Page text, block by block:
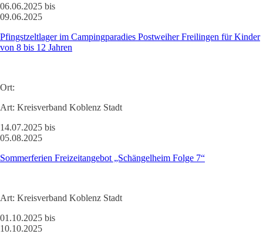
06.06.2025 bis
09.06.2025
Pfingstzeltlager im Campingparadies Postweiher Freilingen für Kinder
von 8 bis 12 Jahren
Ort:
Art: Kreisverband Koblenz Stadt
14.07.2025 bis
05.08.2025
Sommerferien Freizeitangebot „Schängelheim Folge 7“
Art: Kreisverband Koblenz Stadt
01.10.2025 bis
10.10.2025